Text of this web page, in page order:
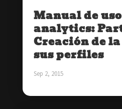
Manual de
analytics:
Creación de
sus perfiles
Sep 2, 2015